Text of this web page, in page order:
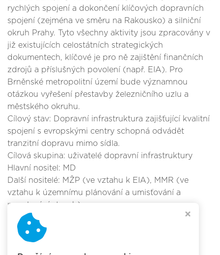
rychlých spojení a dokončení klíčových dopravních
spojení (zejména ve směru na Rakousko) a silniční
okruh Prahy. Tyto všechny aktivity jsou zpracovány v
již existujících celostátních strategických
dokumentech, klíčové je pro ně zajištění finančních
zdrojů a příslušných povolení (např. EIA). Pro
Brněnské metropolitní území bude významnou
otázkou vyřešení přestavby železničního uzlu a
městského okruhu.
Cílový stav: Dopravní infrastruktura zajišťující kvalitní
spojení s evropskými centry schopná odvádět
tranzitní dopravu mimo sídla.
Cílová skupina: uživatelé dopravní infrastruktury
Hlavní nositel: MD
Další nositelé: MŽP (ve vztahu k EIA), MMR (ve
vztahu k územnímu plánování a umisťování a
povolování staveb)
Hlavní realizátoři: MD, ŘSD, SŽDC, kraje